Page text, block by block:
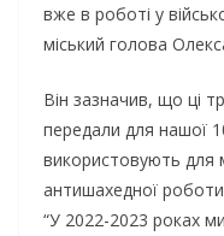
вже в роботі у
міський голова
Він зазначив, що ці
передали для нашої
використовують для
антишахедної
“У 2022-2023 роках